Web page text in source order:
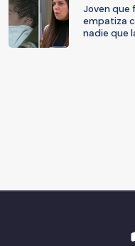
Joven que
empatiza
nadie que